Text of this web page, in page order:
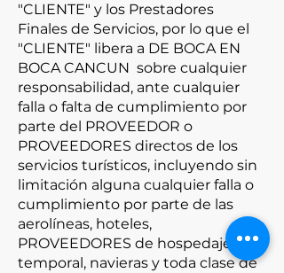
"CLIENTE" y los Prestadores
Finales de Servicios, por lo que el
"CLIENTE" libera a DE BOCA EN
BOCA CANCUN sobre cualquier
responsabilidad, ante cualquier
falla o falta de cumplimiento por
parte del PROVEEDOR o
PROVEEDORES directos de los
servicios turísticos, incluyendo sin
limitación alguna cualquier falla o
cumplimiento por parte de las
aerolíneas, hoteles,
PROVEEDORES de hospedaje
temporal, navieras y toda clase de